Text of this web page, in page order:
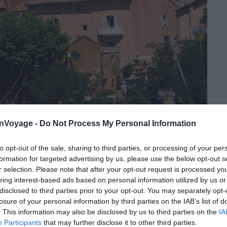
- Do Not Process My Personal Information
opt-out of the sale, sharing to third parties, or processing of your
for targeted advertising by us, please use the below opt-out
selection. Please note that after your opt-out request is processed
interest-based ads based on personal information utilized by us
to third parties prior to your opt-out. You may separately
of your personal information by third parties on the IAB’s list of
This information may also be disclosed by us to third parties on the
Participants that may further disclose it to other third parties.
vous dans le dédale de ruelles étroites,
les siècles. On y repère encore les traces des
, ainsi que de petites placettes ombragées
des Marchands est particulièrement agréable.